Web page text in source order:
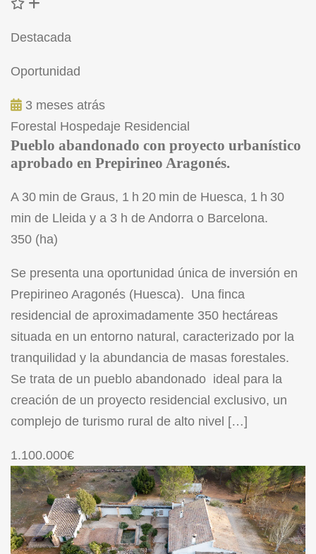
Destacada
Oportunidad
3 meses atrás
Forestal Hospedaje Residencial
Pueblo abandonado con proyecto urbanístico
aprobado en Prepirineo Aragonés.
A 30 min de Graus, 1 h 20 min de Huesca, 1 h 30
min de Lleida y a 3 h de Andorra o Barcelona.
350 (ha)
Se presenta una oportunidad única de inversión en
Prepirineo Aragonés (Huesca). Una finca
residencial de aproximadamente 350 hectáreas
situada en un entorno natural, caracterizado por la
tranquilidad y la abundancia de masas forestales.
Se trata de un pueblo abandonado ideal para la
creación de un proyecto residencial exclusivo, un
complejo de turismo rural de alto nivel […]
1.100.000€